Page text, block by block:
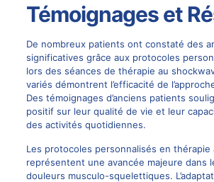
Témoignages et
De nombreux patients ont constaté des
significatives grâce aux protocoles
lors des séances de thérapie au
variés démontrent l’efficacité de
Des témoignages d’anciens patients
positif sur leur qualité de vie et leur
des activités quotidiennes.
Les protocoles personnalisés en thérapie
représentent une avancée majeure dans
douleurs musculo-squelettiques.